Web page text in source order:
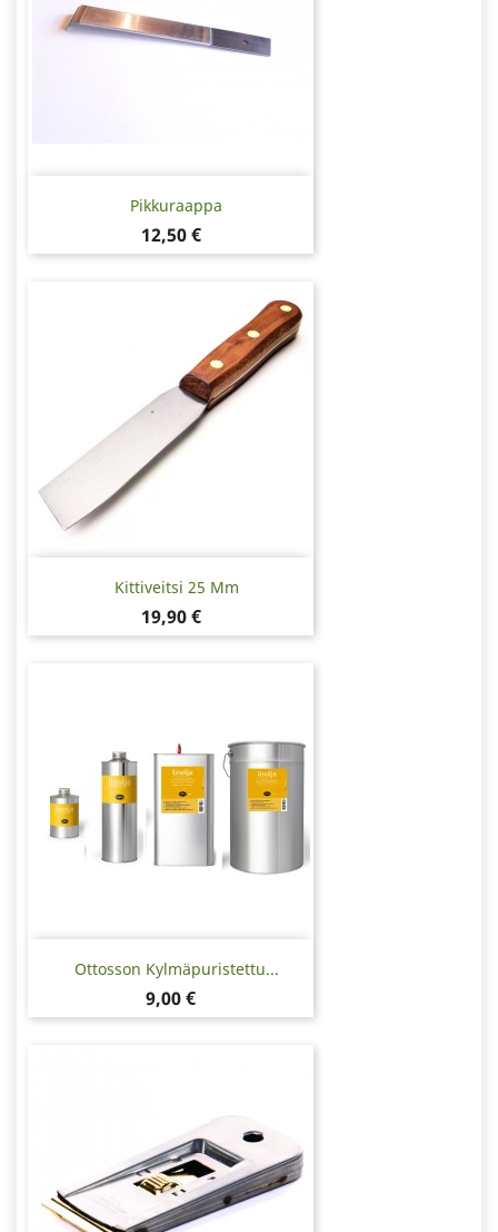
Pikkuraappa
Hinta
12,50 €
Kittiveitsi 25 Mm
Hinta
19,90 €
Ottosson Kylmäpuristettu...
Hinta
9,00 €